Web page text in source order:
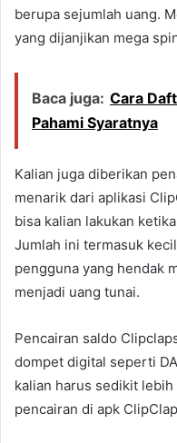
berupa sejumlah uang.
yang dijanjikan mega
Baca juga: Cara
Pahami Syaratnya
Kalian juga diberikan
menarik dari aplikasi
bisa kalian lakukan
Jumlah ini termasuk
pengguna yang hendak
menjadi uang tunai.
Pencairan saldo
dompet digital seperti
kalian harus sedikit
pencairan di apk